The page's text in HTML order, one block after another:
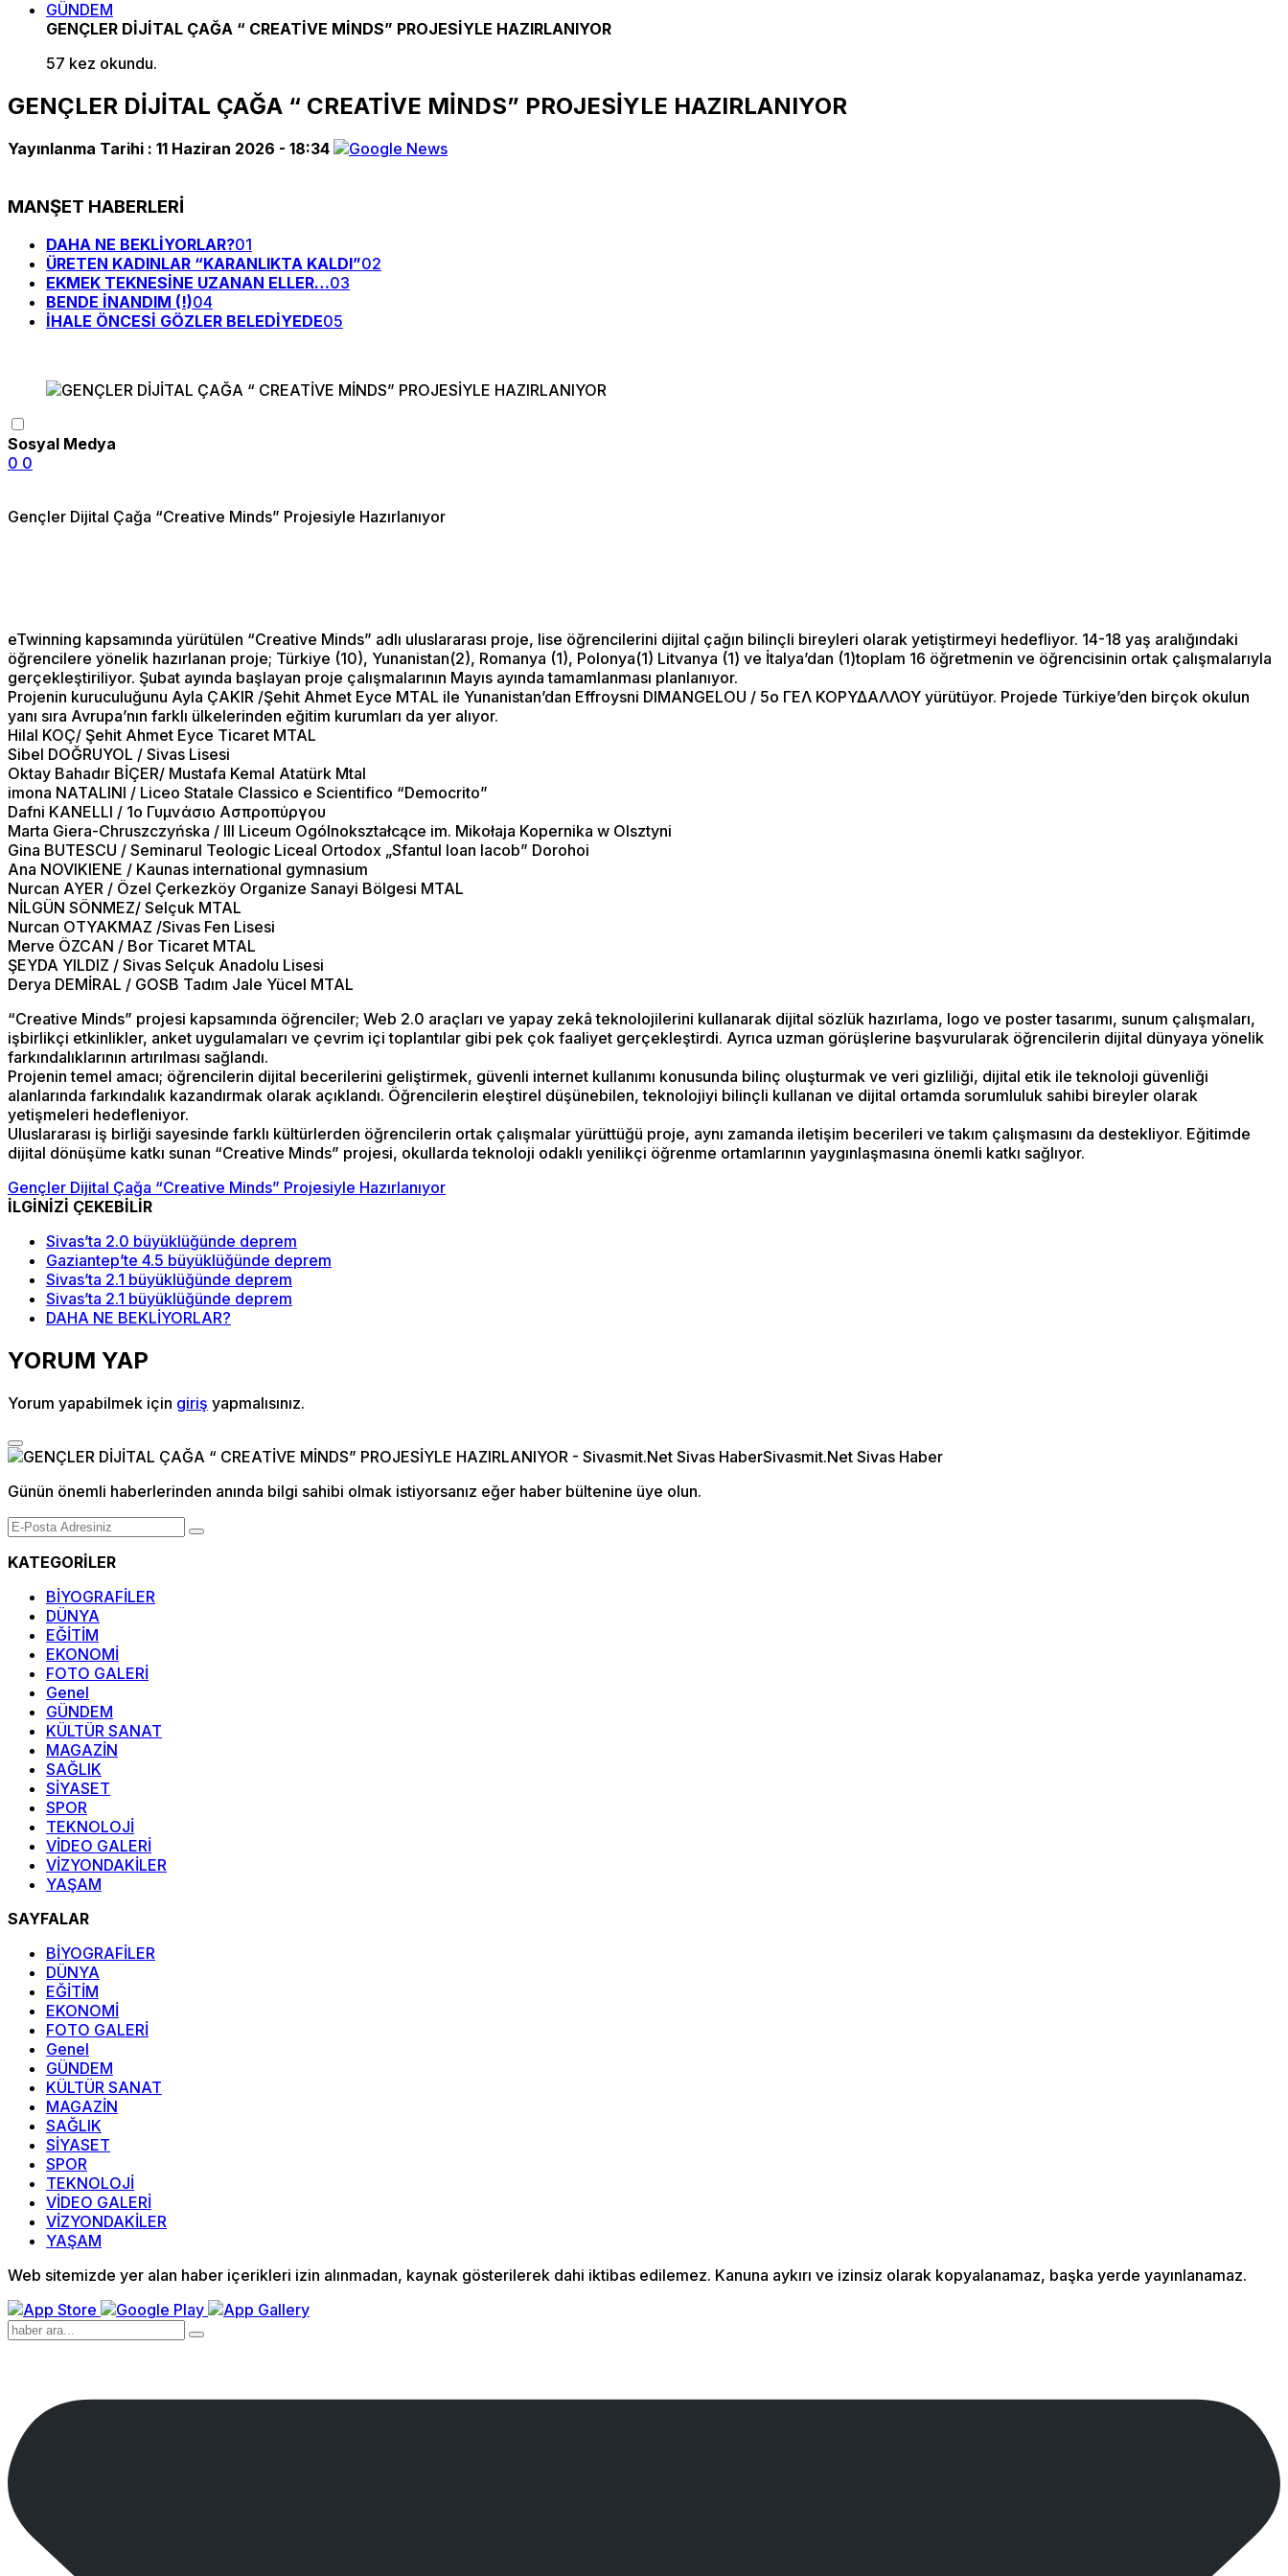
GÜNDEM
GENÇLER DİJİTAL ÇAĞA “ CREATİVE MİNDS” PROJESİYLE HAZIRLANIYOR
57 kez okundu.
GENÇLER DİJİTAL ÇAĞA “ CREATİVE MİNDS” PROJESİYLE HAZIRLANIYOR
Yayınlanma Tarihi : 11 Haziran 2026 - 18:34
MANŞET HABERLERİ
DAHA NE BEKLİYORLAR?01
ÜRETEN KADINLAR “KARANLIKTA KALDI”02
EKMEK TEKNESİNE UZANAN ELLER…03
BENDE İNANDIM (!)04
İHALE ÖNCESİ GÖZLER BELEDİYEDE05
Sosyal Medya
0 0
Gençler Dijital Çağa “Creative Minds” Projesiyle Hazırlanıyor
eTwinning kapsamında yürütülen “Creative Minds” adlı uluslararası proje, lise öğrencilerini dijital çağın bilinçli bireyleri olarak yetiştirmeyi hedefliyor. 14-18 yaş aralığındaki
öğrencilere yönelik hazırlanan proje; Türkiye (10), Yunanistan(2), Romanya (1), Polonya(1) Litvanya (1) ve İtalya’dan (1)toplam 16 öğretmenin ve öğrencisinin ortak çalışmalarıyla
gerçekleştiriliyor. Şubat ayında başlayan proje çalışmalarının Mayıs ayında tamamlanması planlanıyor.
Projenin kuruculuğunu Ayla ÇAKIR /Şehit Ahmet Eyce MTAL ile Yunanistan’dan Effroysni DIMANGELOU / 5ο ΓΕΛ ΚΟΡΥΔΑΛΛΟΥ yürütüyor. Projede Türkiye’den birçok okulun
yanı sıra Avrupa’nın farklı ülkelerinden eğitim kurumları da yer alıyor.
Hilal KOÇ/ Şehit Ahmet Eyce Ticaret MTAL
Sibel DOĞRUYOL / Sivas Lisesi
Oktay Bahadır BİÇER/ Mustafa Kemal Atatürk Mtal
imona NATALINI / Liceo Statale Classico e Scientifico “Democrito”
Dafni KANELLI / 1ο Γυμνάσιο Ασπροπύργου
Marta Giera-Chruszczyńska / III Liceum Ogólnokształcące im. Mikołaja Kopernika w Olsztyni
Gina BUTESCU / Seminarul Teologic Liceal Ortodox „Sfantul Ioan Iacob” Dorohoi
Ana NOVIKIENE / Kaunas international gymnasium
Nurcan AYER / Özel Çerkezköy Organize Sanayi Bölgesi MTAL
NİLGÜN SÖNMEZ/ Selçuk MTAL
Nurcan OTYAKMAZ /Sivas Fen Lisesi
Merve ÖZCAN / Bor Ticaret MTAL
ŞEYDA YILDIZ / Sivas Selçuk Anadolu Lisesi
Derya DEMİRAL / GOSB Tadım Jale Yücel MTAL
“Creative Minds” projesi kapsamında öğrenciler; Web 2.0 araçları ve yapay zekâ teknolojilerini kullanarak dijital sözlük hazırlama, logo ve poster tasarımı, sunum çalışmaları,
işbirlikçi etkinlikler, anket uygulamaları ve çevrim içi toplantılar gibi pek çok faaliyet gerçekleştirdi. Ayrıca uzman görüşlerine başvurularak öğrencilerin dijital dünyaya yönelik
farkındalıklarının artırılması sağlandı.
Projenin temel amacı; öğrencilerin dijital becerilerini geliştirmek, güvenli internet kullanımı konusunda bilinç oluşturmak ve veri gizliliği, dijital etik ile teknoloji güvenliği
alanlarında farkındalık kazandırmak olarak açıklandı. Öğrencilerin eleştirel düşünebilen, teknolojiyi bilinçli kullanan ve dijital ortamda sorumluluk sahibi bireyler olarak
yetişmeleri hedefleniyor.
Uluslararası iş birliği sayesinde farklı kültürlerden öğrencilerin ortak çalışmalar yürüttüğü proje, aynı zamanda iletişim becerileri ve takım çalışmasını da destekliyor. Eğitimde
dijital dönüşüme katkı sunan “Creative Minds” projesi, okullarda teknoloji odaklı yenilikçi öğrenme ortamlarının yaygınlaşmasına önemli katkı sağlıyor.
Gençler Dijital Çağa “Creative Minds” Projesiyle Hazırlanıyor
İLGİNİZİ ÇEKEBİLİR
Sivas’ta 2.0 büyüklüğünde deprem
Gaziantep’te 4.5 büyüklüğünde deprem
Sivas’ta 2.1 büyüklüğünde deprem
Sivas’ta 2.1 büyüklüğünde deprem
DAHA NE BEKLİYORLAR?
YORUM YAP
Yorum yapabilmek için giriş yapmalısınız.
Günün önemli haberlerinden anında bilgi sahibi olmak istiyorsanız eğer haber bültenine üye olun.
KATEGORİLER
BİYOGRAFİLER
DÜNYA
EĞİTİM
EKONOMİ
FOTO GALERİ
Genel
GÜNDEM
KÜLTÜR SANAT
MAGAZİN
SAĞLIK
SİYASET
SPOR
TEKNOLOJİ
VİDEO GALERİ
VİZYONDAKİLER
YAŞAM
SAYFALAR
BİYOGRAFİLER
DÜNYA
EĞİTİM
EKONOMİ
FOTO GALERİ
Genel
GÜNDEM
KÜLTÜR SANAT
MAGAZİN
SAĞLIK
SİYASET
SPOR
TEKNOLOJİ
VİDEO GALERİ
VİZYONDAKİLER
YAŞAM
Web sitemizde yer alan haber içerikleri izin alınmadan, kaynak gösterilerek dahi iktibas edilemez. Kanuna aykırı ve izinsiz olarak kopyalanamaz, başka yerde yayınlanamaz.